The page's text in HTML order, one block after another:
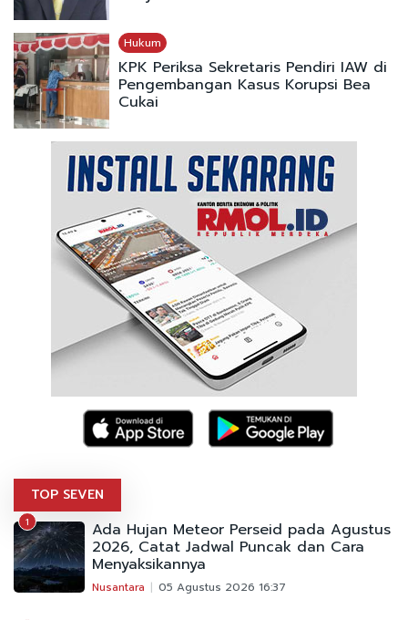
Hukum
KPK Periksa Sekretaris Pendiri IAW di
Pengembangan Kasus Korupsi Bea
Cukai
TOP SEVEN
1 Ada Hujan Meteor Perseid pada Agustus
2026, Catat Jadwal Puncak dan Cara
Menyaksikannya
Nusantara 05 Agustus 2026 16:37